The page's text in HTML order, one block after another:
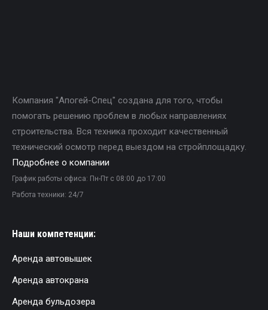
Компания "Апогей-Спец" создана для того, чтобы
помогать решению проблем в любых направлениях
строительства. Вся техника проходит качественный
технический осмотр перед выездом на стройплощадку.
Подробнее о компании
График работы офиса: Пн-Пт с 08:00 до 17:00
Работа техники: 24/7
Наши компетенции:
Аренда автовышек
Аренда автокрана
Аренда бульдозера